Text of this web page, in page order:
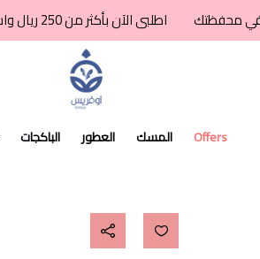
اطلبى الآن بأكثر من 250 ريال واستمتعى بشحن مجاني + كاش باك 8% في محفظتك
اوفريس للعطور
الباكجات العطور المسك Offers